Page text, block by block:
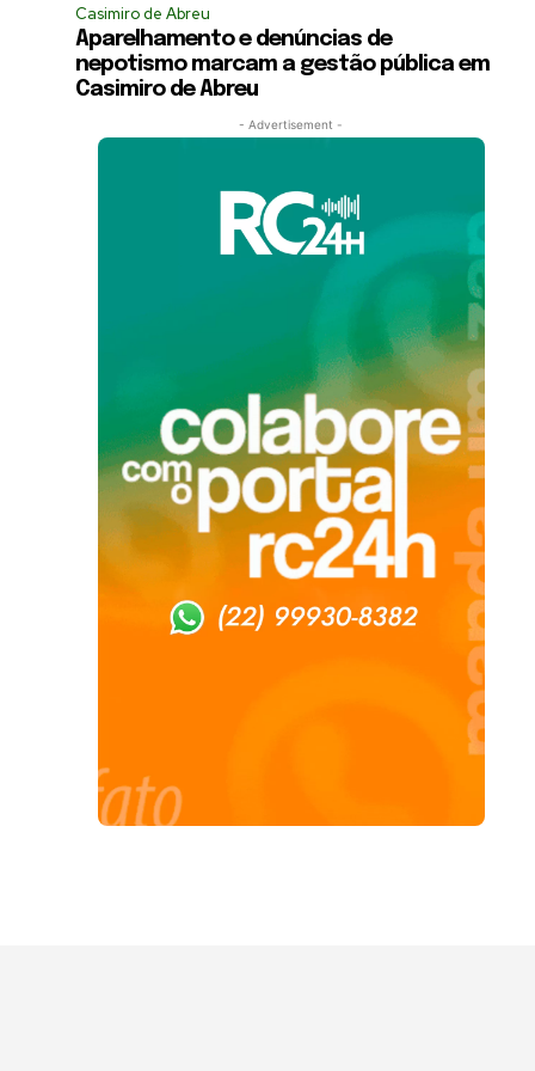
Casimiro de Abreu
Aparelhamento e denúncias de
nepotismo marcam a gestão pública em
Casimiro de Abreu
- Advertisement -